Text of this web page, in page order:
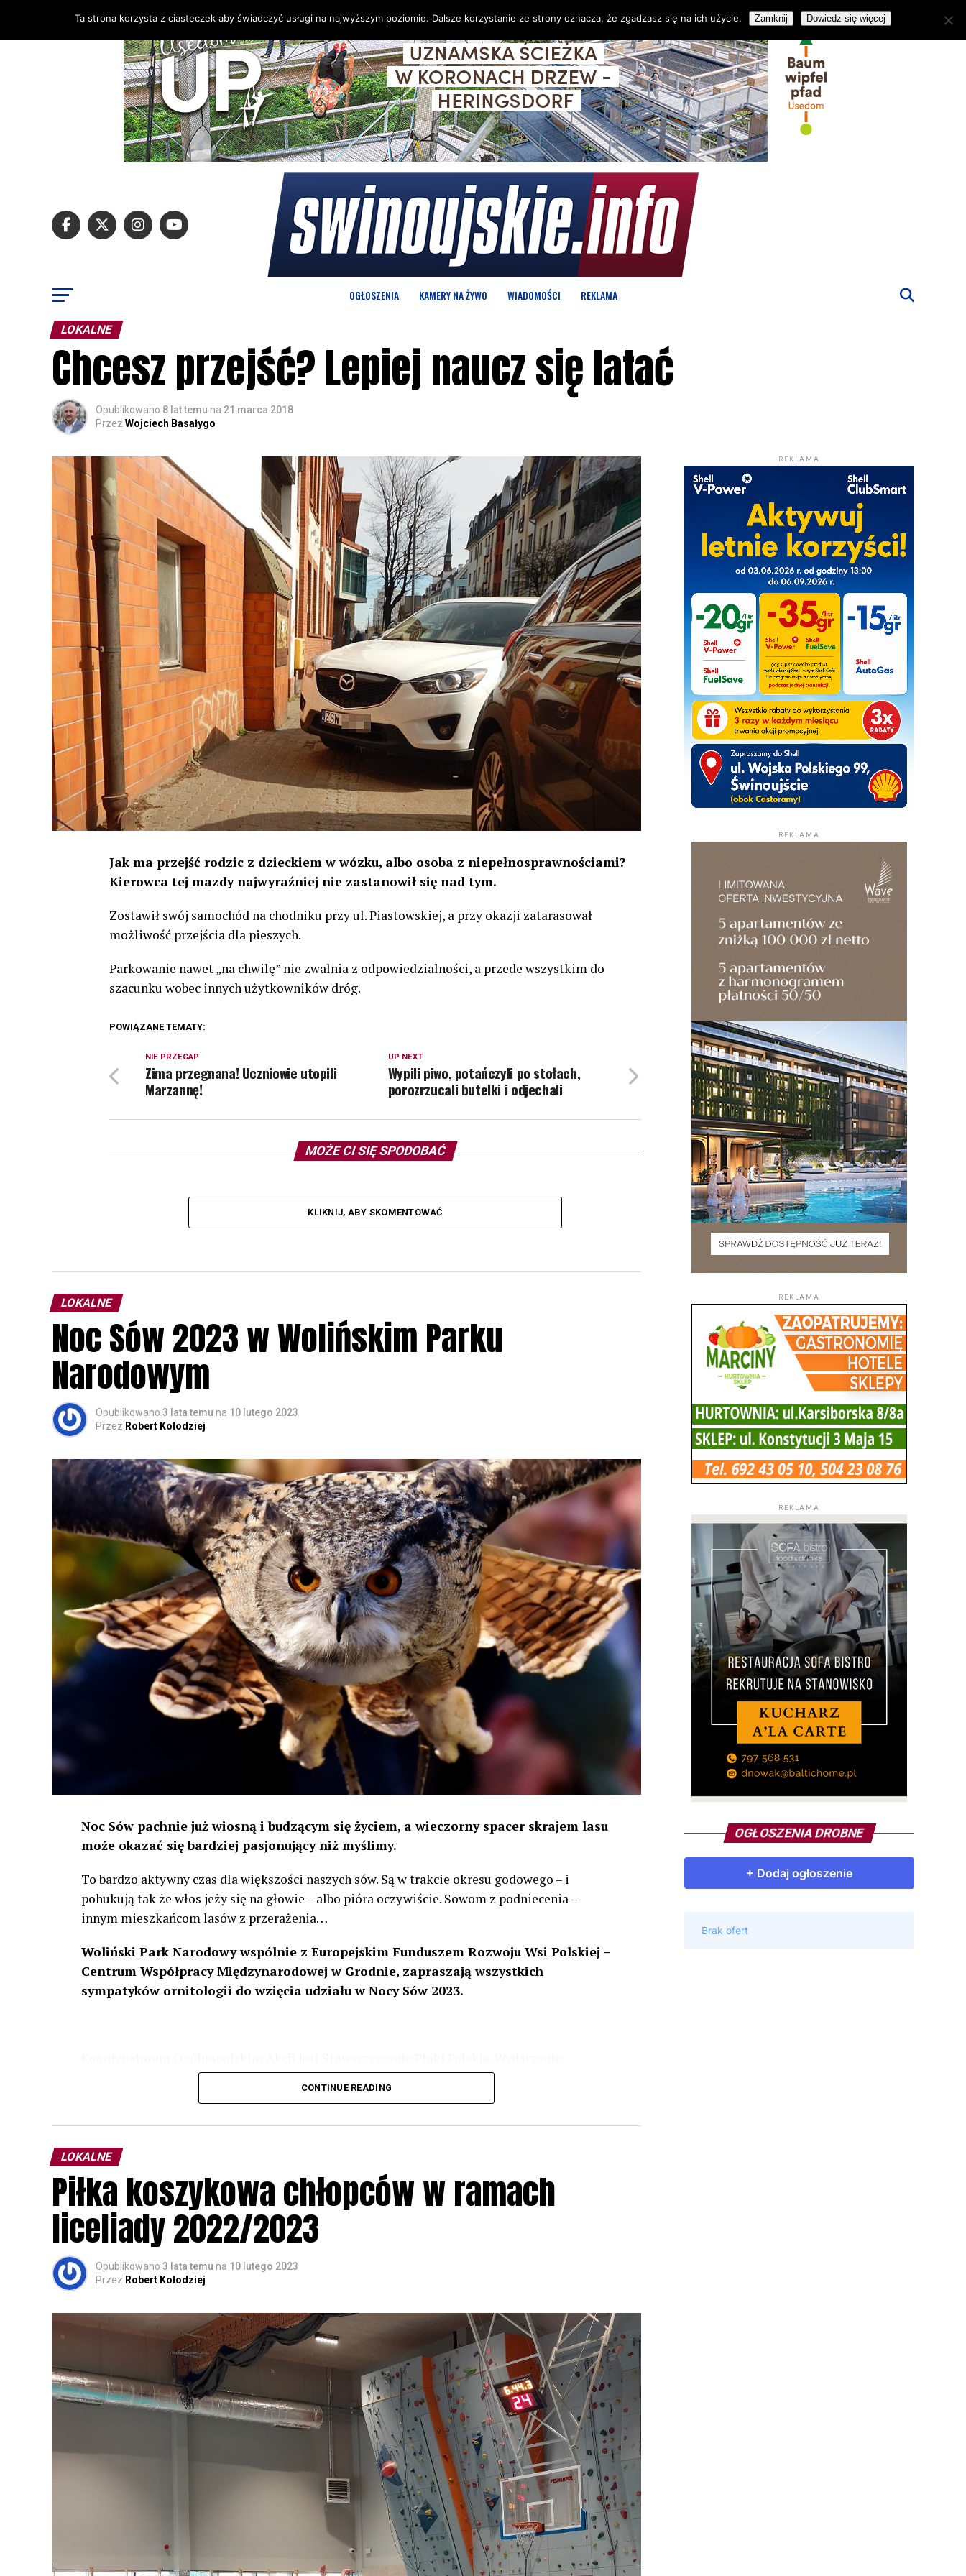
OGŁOSZENIA KAMERY NA ŻYWO WIADOMOŚCI REKLAMA
LOKALNE
Chcesz przejść? Lepiej naucz się latać
Opublikowano 8 lat temu na 21 marca 2018
Przez Wojciech Basałygo
Jak ma przejść rodzic z dzieckiem w wózku, albo osoba z niepełnosprawnościami?
Kierowca tej mazdy najwyraźniej nie zastanowił się nad tym.
Zostawił swój samochód na chodniku przy ul. Piastowskiej, a przy okazji zatarasował
możliwość przejścia dla pieszych.
Parkowanie nawet „na chwilę” nie zwalnia z odpowiedzialności, a przede wszystkim do
szacunku wobec innych użytkowników dróg.
POWIĄZANE TEMATY:
UP NEXT
Wypili piwo, potańczyli po stołach,
porozrzucali butelki i odjechali
NIE PRZEGAP
Zima przegnana! Uczniowie utopili
Marzannę!
MOŻE CI SIĘ SPODOBAĆ
KLIKNIJ, ABY SKOMENTOWAĆ
LOKALNE
Noc Sów 2023 w Wolińskim Parku
Narodowym
Opublikowano 3 lata temu na 10 lutego 2023
Przez Robert Kołodziej
Noc Sów pachnie już wiosną i budzącym się życiem, a wieczorny spacer skrajem lasu
może okazać się bardziej pasjonujący niż myślimy.
To bardzo aktywny czas dla większości naszych sów. Są w trakcie okresu godowego – i
pohukują tak że włos jeży się na głowie – albo pióra oczywiście. Sowom z podniecenia –
innym mieszkańcom lasów z przerażenia…
Woliński Park Narodowy wspólnie z Europejskim Funduszem Rozwoju Wsi Polskiej –
Centrum Współpracy Międzynarodowej w Grodnie, zapraszają wszystkich
sympatyków ornitologii do wzięcia udziału w Nocy Sów 2023.
odbędzie się w dniach24 i 25 lutego 2023 r. wg harmonogramu przedstawionego na
Wszystkich uczestników zapraszamy do udziału w Akcji, włączenia się w aktywne
rozpoznawanie głosów sów i wymianę doświadczeń przy grillu.Na wydarzenie obowiązują
zapisy.
CONTINUE READING
LOKALNE
Piłka koszykowa chłopców w ramach
liceliady 2022/2023
Opublikowano 3 lata temu na 10 lutego 2023
Przez Robert Kołodziej
REKLAMA
REKLAMA
REKLAMA
REKLAMA
OGŁOSZENIA DROBNE
Ta strona korzysta z ciasteczek aby świadczyć usługi na najwyższym poziomie. Dalsze korzystanie ze strony oznacza, że zgadzasz się na ich użycie. Zamknij Dowiedz się więcej